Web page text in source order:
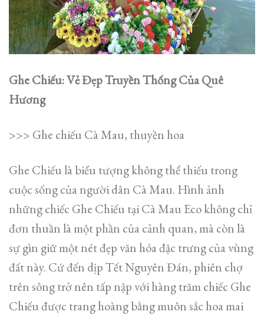
Ghe Chiếu: Vẻ Đẹp Truyền Thống Của Quê
Hương
>>> Ghe chiếu Cà Mau, thuyền hoa
Ghe Chiếu là biểu tượng không thể thiếu trong
cuộc sống của người dân Cà Mau. Hình ảnh
những chiếc Ghe Chiếu tại Cà Mau Eco không chỉ
đơn thuần là một phần của cảnh quan, mà còn là
sự gìn giữ một nét đẹp văn hóa đặc trưng của vùng
đất này. Cứ đến dịp Tết Nguyên Đán, phiên chợ
trên sông trở nên tấp nập với hàng trăm chiếc Ghe
Chiếu được trang hoàng bằng muôn sắc hoa mai